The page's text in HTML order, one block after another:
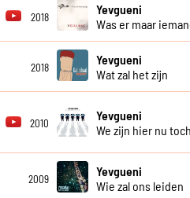
2018
Yevgueni
Was er maar
2018
Yevgueni
Wat zal het zijn
2010
Yevgueni
We zijn hier nu toch
2009
Yevgueni
Wie zal ons leiden